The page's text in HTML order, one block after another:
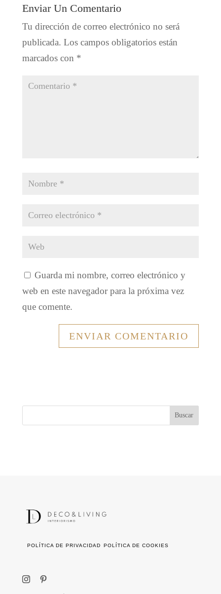
Enviar Un Comentario
Tu dirección de correo electrónico no será
publicada. Los campos obligatorios están
marcados con *
Guarda mi nombre, correo electrónico y
web en este navegador para la próxima vez
que comente.
POLÍTICA DE PRIVACIDAD POLÍTICA DE COOKIES